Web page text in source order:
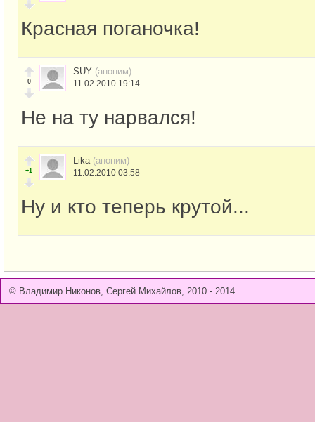
Красная поганочка!
0
SUY (аноним)
11.02.2010 19:14
Не на ту нарвался!
+1
Lika (аноним)
11.02.2010 03:58
Ну и кто теперь крутой...
© Владимир Никонов, Сергей Михайлов, 2010 - 2014